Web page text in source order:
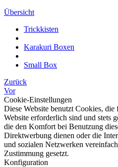
Übersicht
Trickkisten
Karakuri Boxen
Small Box
Zurück
Vor
Cookie-Einstellungen
Diese Website benutzt Cookies,
Website erforderlich sind und stets
die den Komfort bei Benutzung
Direktwerbung dienen oder die
und sozialen Netzwerken
Zustimmung gesetzt.
Konfiguration